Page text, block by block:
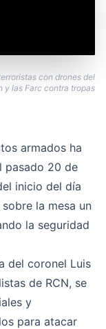
con drones del
y las Farc contra tropas
armados ha
pasado 20 de
inicio del día
la mesa un
la seguridad
del coronel Luis
de RCN, se
y
para atacar